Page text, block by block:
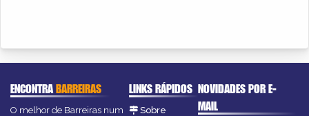
ENCONTRABARREIRAS
O melhor de Barreiras num
LINKS RÁPIDOS
Sobre
NOVIDADES POR E-
MAIL